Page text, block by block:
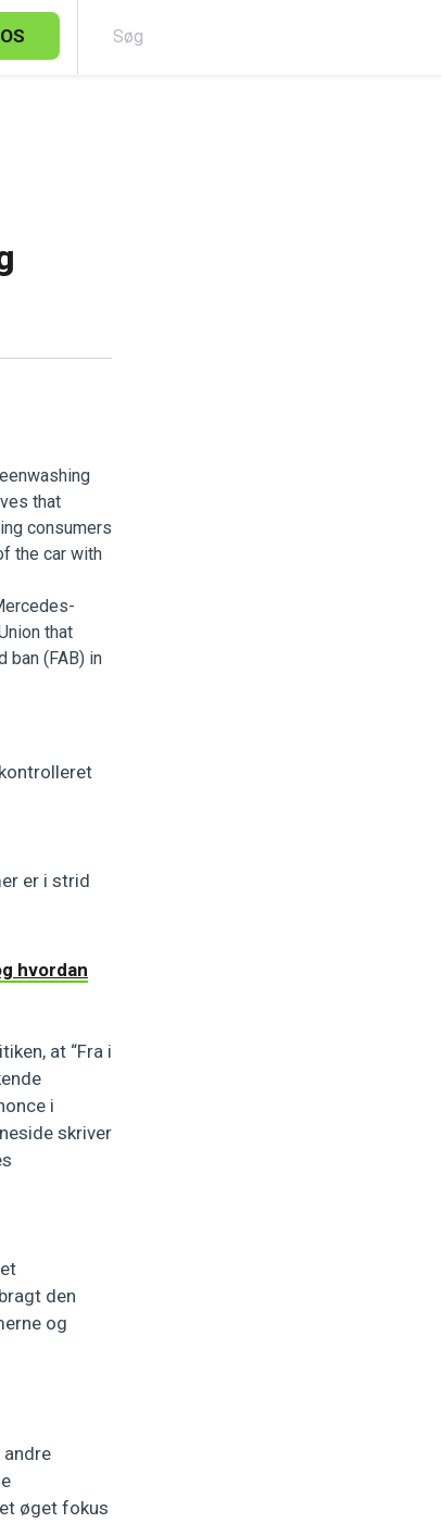
er i strid
hvordan
at “Fra i
i
skriver
den
og
øget fokus